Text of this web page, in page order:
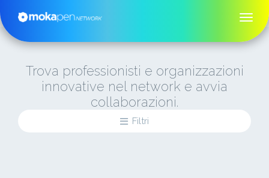
Trova professionisti e organizzazioni
innovative nel network e avvia
collaborazioni.
Filtri